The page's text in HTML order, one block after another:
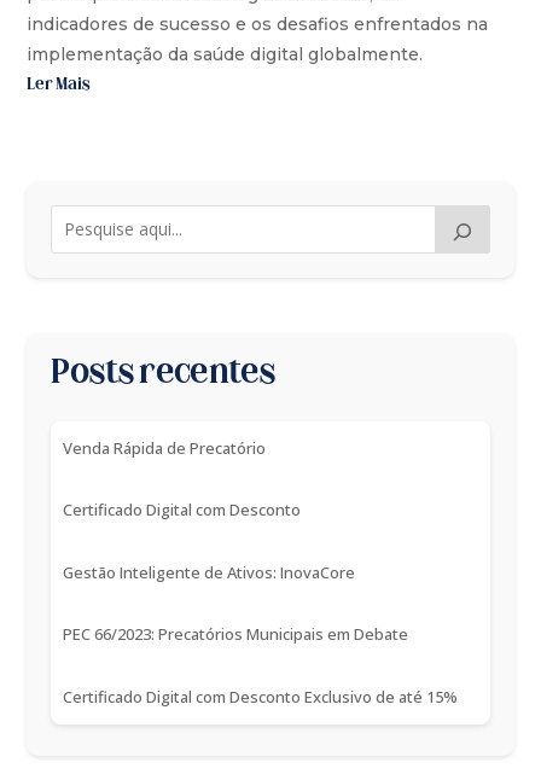
indicadores de sucesso e os desafios enfrentados na
implementação da saúde digital globalmente.
Ler Mais
Posts recentes
Venda Rápida de Precatório
Certificado Digital com Desconto
Gestão Inteligente de Ativos: InovaCore
PEC 66/2023: Precatórios Municipais em Debate
Certificado Digital com Desconto Exclusivo de até 15%